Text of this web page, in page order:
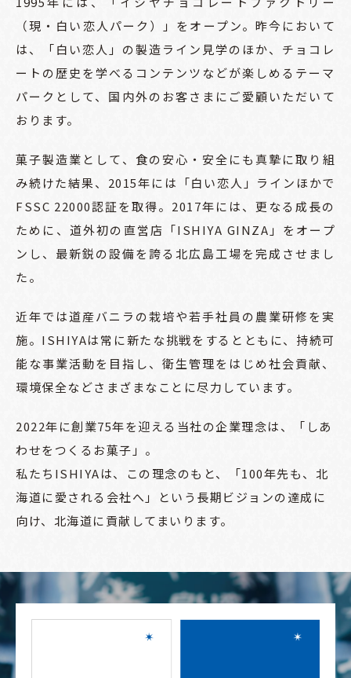
（現・白い恋人パーク）」をオープン。昨今において
は、「白い恋人」の製造ライン見学のほか、チョコレ
ートの歴史を学べるコンテンツなどが楽しめるテーマ
パークとして、国内外のお客さまにご愛顧いただいて
おります。
菓子製造業として、食の安心・安全にも真摯に取り組
み続けた結果、2015年には「白い恋人」ラインほかで
FSSC 22000認証を取得。2017年には、更なる成長の
ために、道外初の直営店「ISHIYA GINZA」をオープ
ンし、最新鋭の設備を誇る北広島工場を完成させまし
た。
近年では道産バニラの栽培や若手社員の農業研修を実
施。ISHIYAは常に新たな挑戦をするとともに、持続可
能な事業活動を目指し、衛生管理をはじめ社会貢献、
環境保全などさまざまなことに尽力しています。
2022年に創業75年を迎える当社の企業理念は、「しあ
わせをつくるお菓子」。
私たちISHIYAは、この理念のもと、「100年先も、北
海道に愛される会社へ」という長期ビジョンの達成に
向け、北海道に貢献してまいります。